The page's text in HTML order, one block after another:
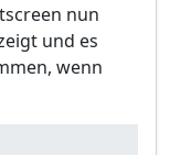
nun
und es
wenn